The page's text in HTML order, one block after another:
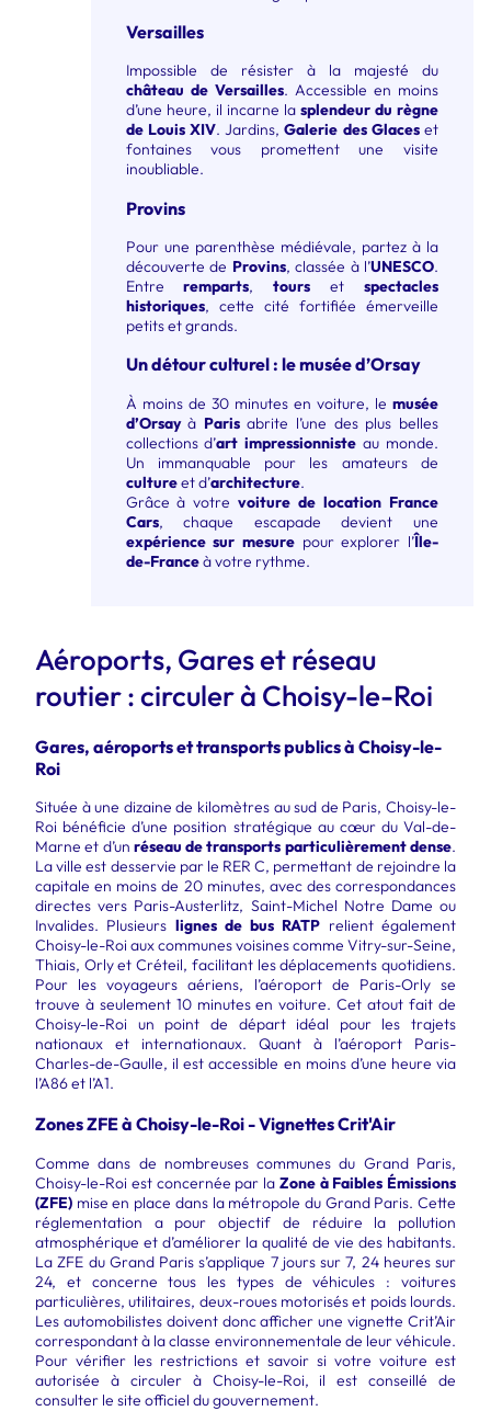
Versailles
Impossible de résister à la majesté du
château de Versailles. Accessible en moins
d’une heure, il incarne la splendeur du règne
de Louis XIV. Jardins,Galerie des Glaceset
fontaines vous promettent une visite
inoubliable.
Provins
Pour une parenthèse médiévale, partez à la
découverte de Provins, classée à l’UNESCO.
Entreremparts,tours et spectacles
historiques, cette cité fortifiée émerveille
petits et grands.
Un détour culturel : le musée d’Orsay
À moins de 30 minutes en voiture, le musée
d’Orsayà Parisabrite l’une des plus belles
collections d’art impressionniste au monde.
Un immanquable pour les amateurs de
cultureet d’architecture.
Grâce à votrevoiture de location France
Cars, chaque escapade devient une
expérience sur mesurepour explorer l’Île-
de-Franceà votre rythme.
Aéroports, Gares et réseau
routier : circuler à Choisy-le-Roi
Gares, aéroports et transports publics à Choisy-le-
Roi
Située à une dizaine de kilomètres au sud de Paris, Choisy-le-
Roi bénéficie d’une position stratégique au cœur du Val-de-
Marne et d’un réseau de transports particulièrement dense.
La ville est desservie par le RER C, permettant de rejoindre la
capitale en moins de 20 minutes, avec des correspondances
directes vers Paris-Austerlitz, Saint-Michel Notre Dame ou
Invalides. Plusieurs lignes de bus RATP relient également
Choisy-le-Roi aux communes voisines comme Vitry-sur-Seine,
Thiais, Orly et Créteil, facilitant les déplacements quotidiens.
Pour les voyageurs aériens, l’aéroport de Paris-Orly se
trouve à seulement 10 minutes en voiture. Cet atout fait de
Choisy-le-Roi un point de départ idéal pour les trajets
nationaux et internationaux. Quant à l’aéroport Paris-
Charles-de-Gaulle, il est accessible en moins d’une heure via
l’A86 et l’A1.
Zones ZFE à Choisy-le-Roi - Vignettes Crit'Air
Comme dans de nombreuses communes du Grand Paris,
Choisy-le-Roi est concernée par la Zone à Faibles Émissions
(ZFE) mise en place dans la métropole du Grand Paris. Cette
réglementation a pour objectif de réduire la pollution
atmosphérique et d’améliorer la qualité de vie des habitants.
La ZFE du Grand Paris s’applique 7 jours sur 7, 24 heures sur
24, et concerne tous les types de véhicules : voitures
particulières, utilitaires, deux-roues motorisés et poids lourds.
Les automobilistes doivent donc afficher une vignette Crit’Air
correspondant à la classe environnementale de leur véhicule.
Pour vérifier les restrictions et savoir si votre voiture est
autorisée à circuler à Choisy-le-Roi, il est conseillé de
consulter le site officiel du gouvernement.